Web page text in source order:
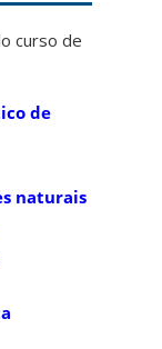
curso de
de
naturais